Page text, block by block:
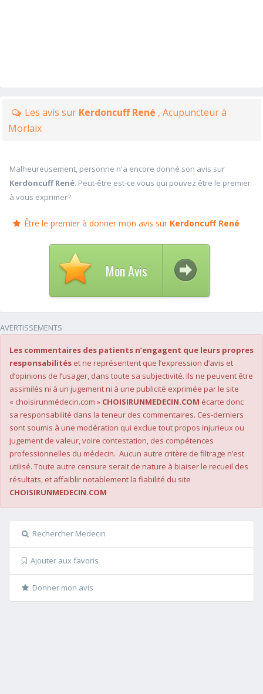
Les avis sur Kerdoncuff René , Acupuncteur à
Morlaix
Malheureusement, personne n'a encore donné son avis sur
Kerdoncuff René. Peut-être est-ce vous qui pouvez être le premier
à vous exprimer?
Être le premier à donner mon avis sur Kerdoncuff René
Mon Avis
AVERTISSEMENTS
Les commentaires des patients n’engagent que leurs propres
responsabilités et ne représentent que l’expression d’avis et
d’opinions de l’usager, dans toute sa subjectivité. Ils ne peuvent être
assimilés ni à un jugement ni à une publicité exprimée par le site
« choisirunmédecin.com » CHOISIRUNMEDECIN.COM écarte donc
sa responsabilité dans la teneur des commentaires. Ces-derniers
sont soumis à une modération qui exclue tout propos injurieux ou
jugement de valeur, voire contestation, des compétences
professionnelles du médecin. Aucun autre critère de filtrage n’est
utilisé. Toute autre censure serait de nature à biaiser le recueil des
résultats, et affaiblir notablement la fiabilité du site
CHOISIRUNMEDECIN.COM
Rechercher Medecin
Ajouter aux favoris
Donner mon avis